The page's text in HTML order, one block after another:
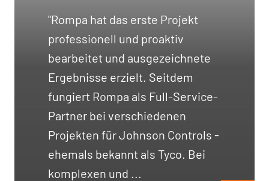
"Rompa hat das erste Projekt
professionell und proaktiv
bearbeitet und ausgezeichnete
Ergebnisse erzielt. Seitdem
fungiert Rompa als Full-Service-
Partner bei verschiedenen
Projekten für Johnson Controls -
ehemals bekannt als Tyco. Bei
komplexen und ...